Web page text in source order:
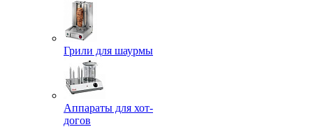
Грили для шаурмы
Аппараты для хот-
догов